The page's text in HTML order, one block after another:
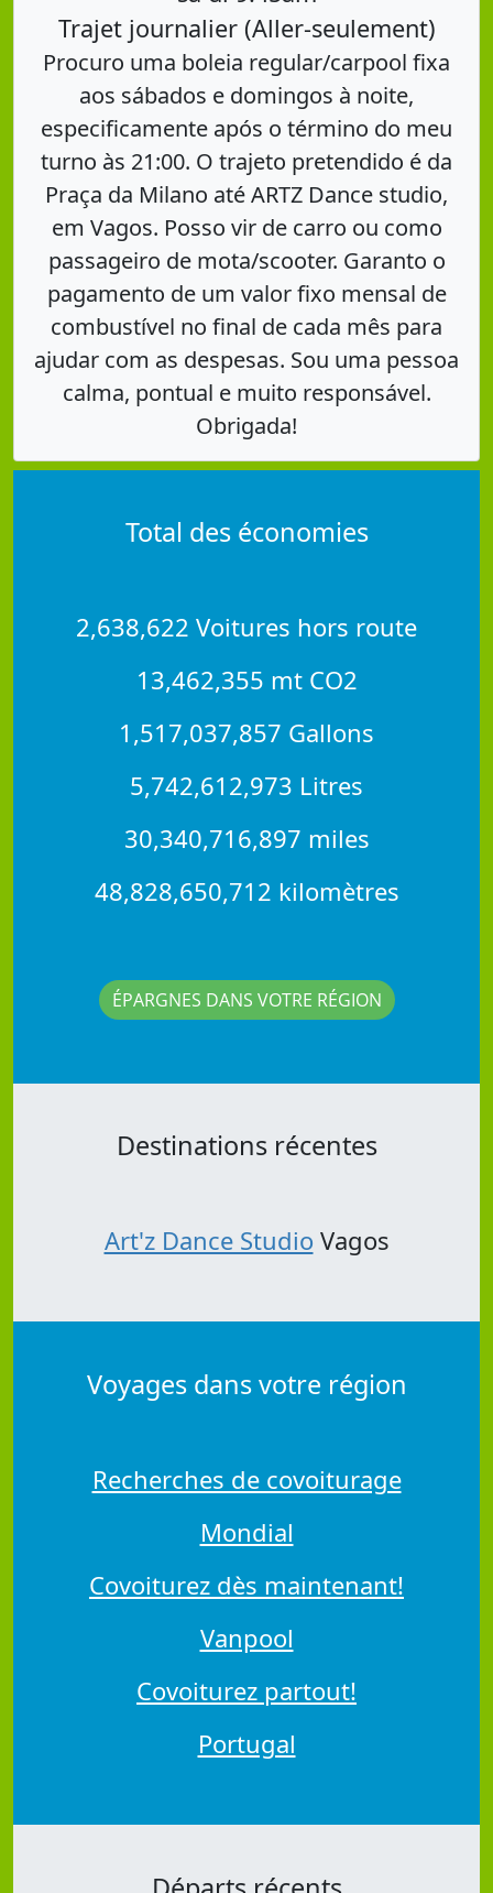
Trajet journalier (Aller-seulement)
Procuro uma boleia regular/carpool fixa
aos sábados e domingos à noite,
especificamente após o término do meu
turno às 21:00. O trajeto pretendido é da
Praça da Milano até ARTZ Dance studio,
em Vagos. Posso vir de carro ou como
passageiro de mota/scooter. Garanto o
pagamento de um valor fixo mensal de
combustível no final de cada mês para
ajudar com as despesas. Sou uma pessoa
calma, pontual e muito responsável.
Obrigada!
Total des économies
2,638,622 Voitures hors route
13,462,355 mt CO2
1,517,037,857 Gallons
5,742,612,973 Litres
30,340,716,897 miles
48,828,650,712 kilomètres
ÉPARGNES DANS VOTRE RÉGION
Destinations récentes
Art'z Dance Studio Vagos
Voyages dans votre région
Recherches de covoiturage
Mondial
Covoiturez dès maintenant!
Vanpool
Covoiturez partout!
Portugal